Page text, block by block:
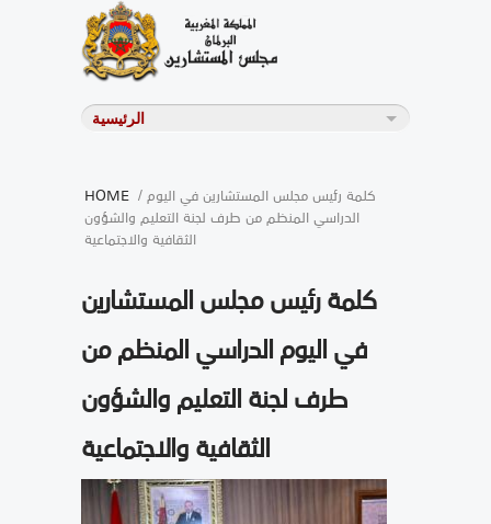
HOME / كلمة رئيس مجلس المستشارين في اليوم
الدراسي المنظم من طرف لجنة التعليم والشؤون
الثقافية والاجتماعية
كلمة رئيس مجلس المستشارين
في اليوم الدراسي المنظم من
طرف لجنة التعليم والشؤون
الثقافية والاجتماعية